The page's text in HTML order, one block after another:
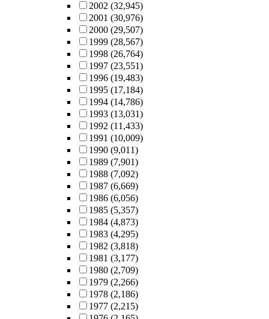
2002 (32,945)
2001 (30,976)
2000 (29,507)
1999 (28,567)
1998 (26,764)
1997 (23,551)
1996 (19,483)
1995 (17,184)
1994 (14,786)
1993 (13,031)
1992 (11,433)
1991 (10,009)
1990 (9,011)
1989 (7,901)
1988 (7,092)
1987 (6,669)
1986 (6,056)
1985 (5,357)
1984 (4,873)
1983 (4,295)
1982 (3,818)
1981 (3,177)
1980 (2,709)
1979 (2,266)
1978 (2,186)
1977 (2,215)